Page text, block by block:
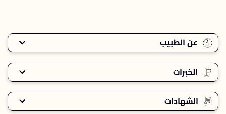
عن الطبيب
الخبرات
الشهادات